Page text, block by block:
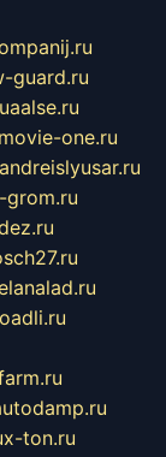
guard.ru
aalse.ru
movie-one.ru
andreislyusar.ru
x-ton.ru